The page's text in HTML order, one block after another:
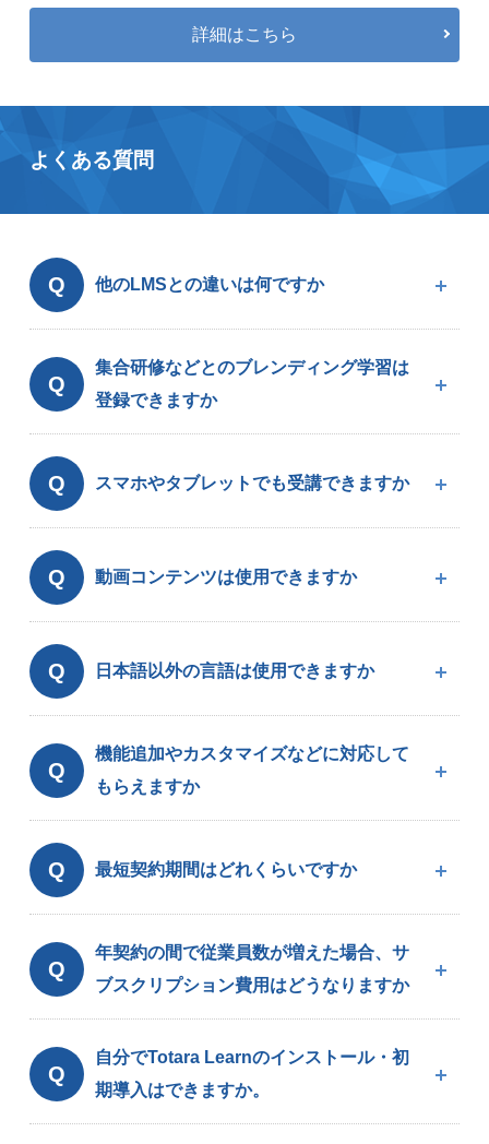
詳細はこちら
よくある質問
Q 他のLMSとの違いは何ですか
Q
集合研修などとのブレンディング学習は
登録できますか
Q スマホやタブレットでも受講できますか
Q 動画コンテンツは使用できますか
Q 日本語以外の言語は使用できますか
Q
機能追加やカスタマイズなどに対応して
もらえますか
Q 最短契約期間はどれくらいですか
Q
年契約の間で従業員数が増えた場合、サ
ブスクリプション費用はどうなりますか
Q
自分でTotara Learnのインストール・初
期導入はできますか。